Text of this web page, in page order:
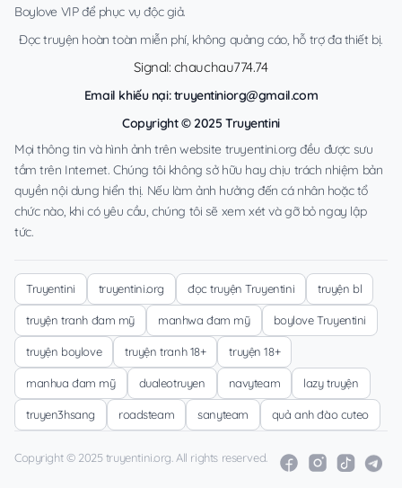
Boylove VIP để phục vụ độc giả.
Đọc truyện hoàn toàn miễn phí, không quảng cáo, hỗ trợ đa thiết bị.
Signal: chauchau774.74
Email khiếu nại:truyentiniorg@gmail.com
Copyright © 2025 Truyentini
Mọi thông tin và hình ảnh trên website truyentini.org đều được sưu
tầm trên Internet. Chúng tôi không sở hữu hay chịu trách nhiệm bản
quyền nội dung hiển thị. Nếu làm ảnh hưởng đến cá nhân hoặc tổ
chức nào, khi có yêu cầu, chúng tôi sẽ xem xét và gỡ bỏ ngay lập
tức.
Truyentini truyentini.org đọc truyện Truyentini truyện bl
truyện tranh đam mỹ manhwa đam mỹ boylove Truyentini
truyện boylove truyện tranh 18+ truyện 18+
manhua đam mỹ dualeotruyen navyteam lazy truyện
truyen3hsang roadsteam sanyteam quả anh đào cuteo
Copyright © 2025 truyentini.org. All rights reserved.